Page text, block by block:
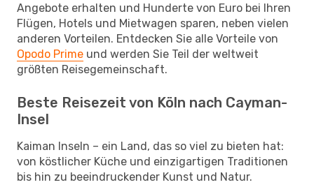
Angebote erhalten und Hunderte von Euro bei Ihren
Flügen, Hotels und Mietwagen sparen, neben vielen
anderen Vorteilen. Entdecken Sie alle Vorteile von
Opodo Prime und werden Sie Teil der weltweit
größten Reisegemeinschaft.
Beste Reisezeit von Köln nach Cayman-
Insel
Kaiman Inseln – ein Land, das so viel zu bieten hat:
von köstlicher Küche und einzigartigen Traditionen
bis hin zu beeindruckender Kunst und Natur.